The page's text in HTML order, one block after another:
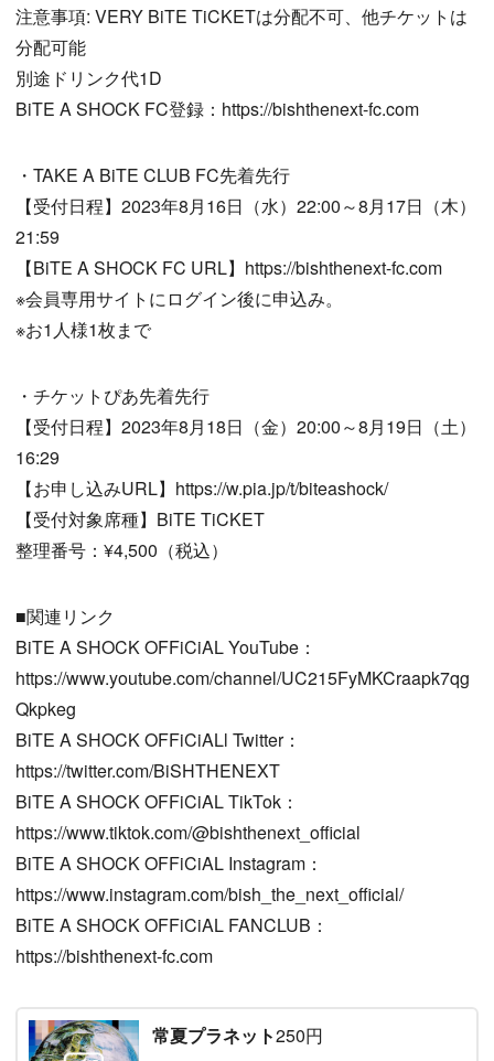
注意事項: VERY BiTE TiCKETは分配不可、他チケットは
分配可能
別途ドリンク代1D
BiTE A SHOCK FC登録：https://bishthenext-fc.com
・TAKE A BiTE CLUB FC先着先行
【受付日程】2023年8月16日（水）22:00～8月17日（木）
21:59
【BiTE A SHOCK FC URL】https://bishthenext-fc.com
※会員専用サイトにログイン後に申込み。
※お1人様1枚まで
・チケットぴあ先着先行
【受付日程】2023年8月18日（金）20:00～8月19日（土）
16:29
【お申し込みURL】https://w.pia.jp/t/biteashock/
【受付対象席種】BiTE TiCKET
整理番号：¥4,500（税込）
■関連リンク
BiTE A SHOCK OFFiCiAL YouTube：
https://www.youtube.com/channel/UC215FyMKCraapk7qg
Qkpkeg
BiTE A SHOCK OFFiCiALl Twitter：
https://twitter.com/BiSHTHENEXT
BiTE A SHOCK OFFiCiAL TikTok：
https://www.tiktok.com/@bishthenext_official
BiTE A SHOCK OFFiCiAL Instagram：
https://www.instagram.com/bish_the_next_official/
BiTE A SHOCK OFFiCiAL FANCLUB：
https://bishthenext-fc.com
常夏プラネット250円